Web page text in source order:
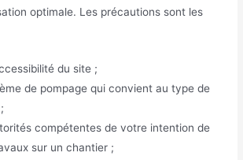
optimale. Les précautions sont les
du site ;
de pompage qui convient au type de
compétentes de votre intention de
sur un chantier ;